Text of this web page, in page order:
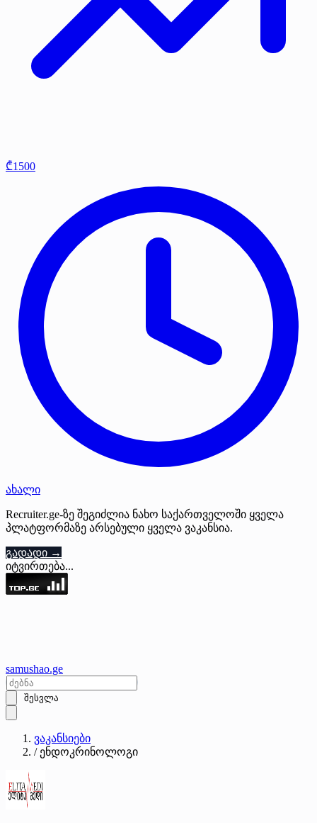
₾1500
ახალი
Recruiter.ge-ზე შეგიძლია ნახო საქართველოში ყველა
პლატფორმაზე არსებული ყველა ვაკანსია.
გადადი →
იტვირთება...
samushao.ge
შესვლა
ვაკანსიები
/ ენდოკრინოლოგი